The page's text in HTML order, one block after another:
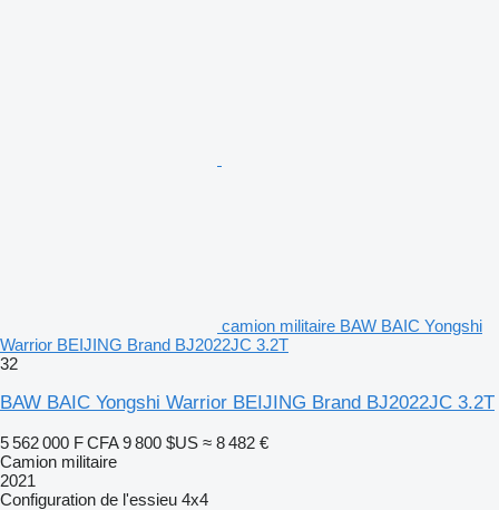
camion militaire BAW BAIC Yongshi
Warrior BEIJING Brand BJ2022JC 3.2T
32
BAW BAIC Yongshi Warrior BEIJING Brand BJ2022JC 3.2T
5 562 000 F CFA 9 800 $US ≈ 8 482 €
Camion militaire
2021
Configuration de l'essieu 4x4